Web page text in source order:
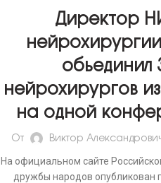
Директор
обьединил
нейрохирургов
на одной
От Виктор
На официальном сайте
дружбы народов опубликован